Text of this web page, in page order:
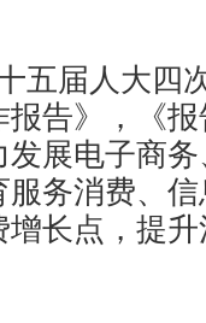
届人大四
告》，《
展电子商
务消费、
长点，提